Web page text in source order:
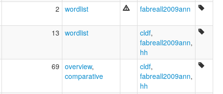
2 wordlist fabreall2009ann
13 wordlist cldf,
fabreall2009ann,
hh
69 overview,
comparative
cldf,
fabreall2009ann,
hh